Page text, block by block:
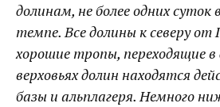
долинам, не более одних
темпе. Все долины к северу
хорошие тропы, переходящие в
верховьях долин находятся
базы и альплагеря. Немного